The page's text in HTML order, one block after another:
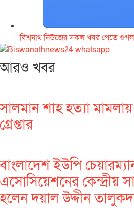
বিশ্বনাথ নিউজের সকল খবর পেতে
আরও খবর
সালমান শাহ হত্যা
গ্রেপ্তার
বাংলাদেশ ইউপি
এসোসিয়েশনের কেন্দ্রীয়
হলেন দয়াল উদ্দীন